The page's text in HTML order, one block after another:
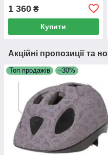
1 360 ₴
Купити
Акційні пропозиції та
Топ продажів –30%